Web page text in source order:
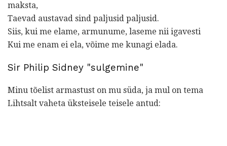
maksta,
Taevad austavad sind paljusid paljusid.
Siis, kui me elame, armunume, laseme nii igavesti
Kui me enam ei ela, võime me kunagi elada.
Sir Philip Sidney "sulgemine"
Minu tõelist armastust on mu süda, ja mul on tema
Lihtsalt vaheta üksteisele teisele antud: